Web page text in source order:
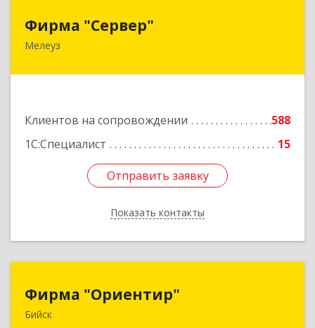
Фирма "Сервер"
Мелеуз
Клиентов на сопровождении
588
1С:Специалист
15
Отправить заявку
Показать контакты
453852, Башкортостан Респ, Мелеузовский р-н,
Отправить заявку
Назад
Фирма "Ориентир"
Бийск
659300, Алтайский край, Бийск г, Сергея Кирова